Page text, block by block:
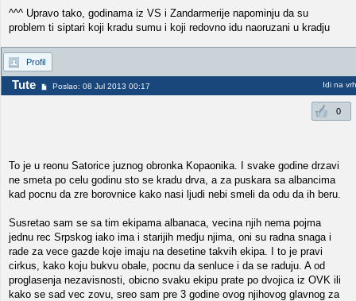
^^^ Upravo tako, godinama iz VS i Zandarmerije napominju da su
problem ti siptari koji kradu sumu i koji redovno idu naoruzani u kradju
Profil
Tute Poslao: 08 Jul 2013 00:17 Idi na vrh
0
To je u reonu Satorice juznog obronka Kopaonika. I svake godine drzavi
ne smeta po celu godinu sto se kradu drva, a za puskara sa albancima
kad pocnu da zre borovnice kako nasi ljudi nebi smeli da odu da ih beru.
Susretao sam se sa tim ekipama albanaca, vecina njih nema pojma
jednu rec Srpskog iako ima i starijih medju njima, oni su radna snaga i
rade za vece gazde koje imaju na desetine takvih ekipa. I to je pravi
cirkus, kako koju bukvu obale, pocnu da senluce i da se raduju. A od
proglasenja nezavisnosti, obicno svaku ekipu prate po dvojica iz OVK ili
kako se sad vec zovu, sreo sam pre 3 godine ovog njihovog glavnog za